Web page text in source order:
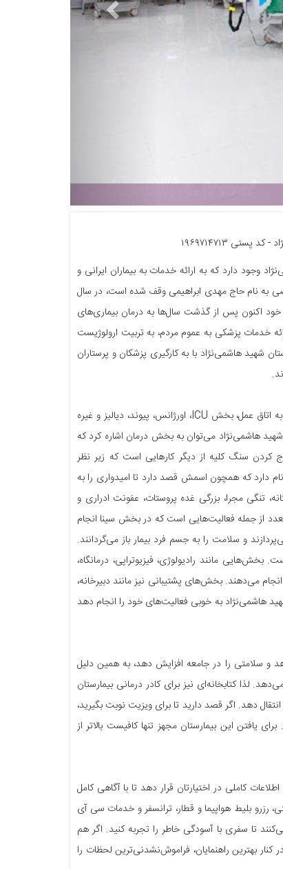
۱۹۶۹۷۱۴۷۱۳
وجود دارد که به ارائه خدمات به بیماران ایرانی و
را به آنان تقدیم می‌کند. این بیمارستان که در سال 1336 توسط شخصی به نام حاج مهدی ابراهیمی وقف شده است، در سال
خود اکنون پس از گذشت سال‌ها به درمان بیماری‌های
خدمات پزشکی به عموم مردم، به تربیت ارولوژیست
هاشمی‌نژاد با به کارگیری پزشکان و پرستاران
ین مرکز فوق تخصصی کلیه و مجاری ادراری قسمت‌های گوناگونی دارد که از میان آن‌ها می‌توان به اتاق عمل، بخش ICU، اورژانس، پیوند، دیالیز و غیره
هاشمی‌نژاد می‌توان به بخش درمان اشاره کرد که
کردن سنگ کلیه از دیگر کارهایی است که زیر نظر
دارد که همچون اسمش قصد دارد تا امیدواری را به
تنگی مجرا، بزرگی غده پروستات، عفونت ادراری و
از جمله فعالیت‌هایی است که در بخش سینا انجام
و سلامت را به جسم فرد بیمار باز می‌گردانند.
مانند رادیولوژی، فیزیوتراپی، درمانگاه،
می‌دهند. بخش‌های پشتیبانی نیز مانند دبیرخانه،
هاشمی‌نژاد به خوبی فعالیت‌های خود را انجام دهد
و سلامتی را در جامعه افزایش دهد، به همین دلیل
لذا کتابخانه‌ای نیز برای کادر درمانی بیمارستان
دهد. اگر قصد دارید تا برای ویزیت نوبت بگیرید،
یافتن این بیمارستان مجهز تنها کافیست بالاتر از
کاملی در اختیارتان قرار دهد تا با آگاهی کامل
رزرو بلیط هواپیما و قطار، ترانسفر و خدمات سی آی
تا سفری با آسودگی خاطر را تجربه کنید. اگر هم
بهترین راهنمایان، فراموش‌نشدنی‌ترین لحظات را